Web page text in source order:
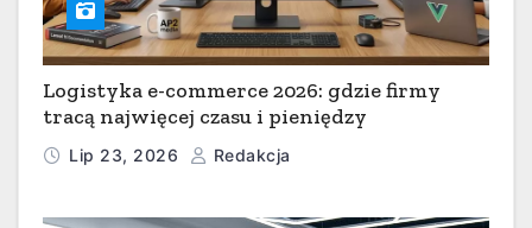
Logistyka e-commerce 2026: gdzie firmy
tracą najwięcej czasu i pieniędzy
Lip 23, 2026 Redakcja